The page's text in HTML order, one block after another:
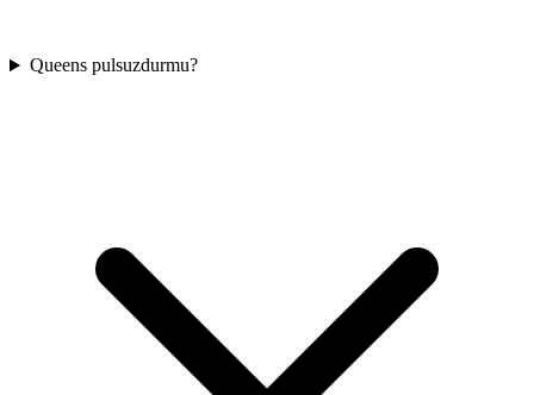
Queens pulsuzdurmu?